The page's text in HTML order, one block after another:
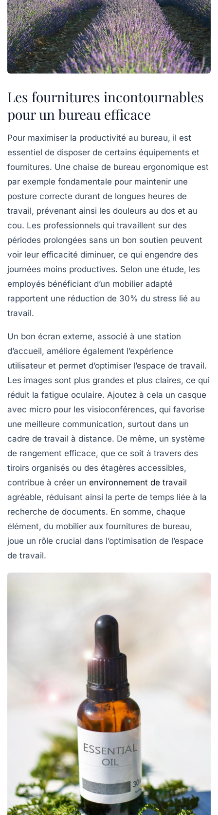
Les fournitures incontournables
pour un bureau efficace
Pour maximiser la productivité au bureau, il est
essentiel de disposer de certains équipements et
fournitures. Une chaise de bureau ergonomique est
par exemple fondamentale pour maintenir une
posture correcte durant de longues heures de
travail, prévenant ainsi les douleurs au dos et au
cou. Les professionnels qui travaillent sur des
périodes prolongées sans un bon soutien peuvent
voir leur efficacité diminuer, ce qui engendre des
journées moins productives. Selon une étude, les
employés bénéficiant d’un mobilier adapté
rapportent une réduction de 30% du stress lié au
travail.
Un bon écran externe, associé à une station
d’accueil, améliore également l’expérience
utilisateur et permet d’optimiser l’espace de travail.
Les images sont plus grandes et plus claires, ce qui
réduit la fatigue oculaire. Ajoutez à cela un casque
avec micro pour les visioconférences, qui favorise
une meilleure communication, surtout dans un
cadre de travail à distance. De même, un système
de rangement efficace, que ce soit à travers des
tiroirs organisés ou des étagères accessibles,
contribue à créer un environnement de travail
agréable, réduisant ainsi la perte de temps liée à la
recherche de documents. En somme, chaque
élément, du mobilier aux fournitures de bureau,
joue un rôle crucial dans l’optimisation de l’espace
de travail.